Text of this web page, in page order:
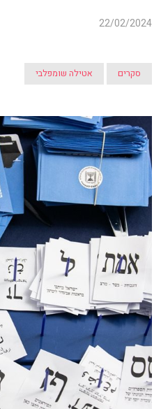
22/02/2024
סקרים אטילה שומפלבי